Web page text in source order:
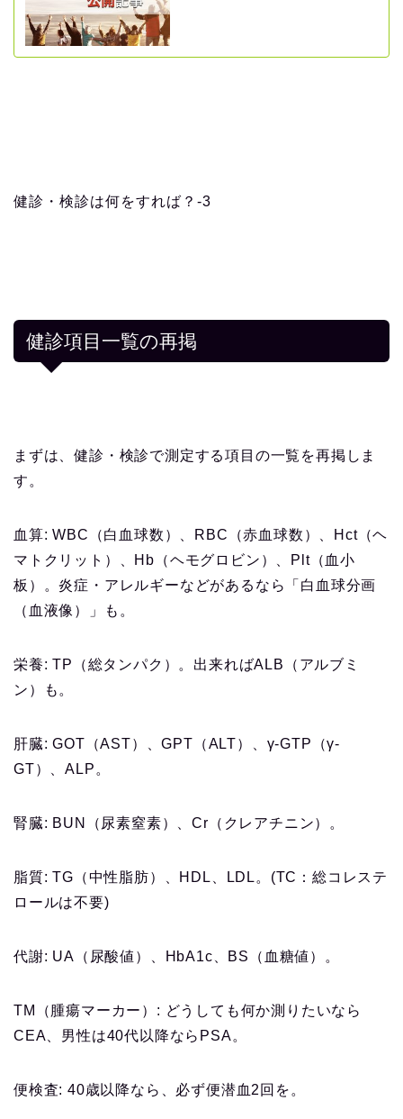
健診・検診は何をすれば？-3
健診項目一覧の再掲
まずは、健診・検診で測定する項目の一覧を再掲しま
す。
血算: WBC（白血球数）、RBC（赤血球数）、Hct（ヘ
マトクリット）、Hb（ヘモグロビン）、Plt（血小
板）。炎症・アレルギーなどがあるなら「白血球分画
（血液像）」も。
栄養: TP（総タンパク）。出来ればALB（アルブミ
ン）も。
肝臓: GOT（AST）、GPT（ALT）、γ-GTP（γ-
GT）、ALP。
腎臓: BUN（尿素窒素）、Cr（クレアチニン）。
脂質: TG（中性脂肪）、HDL、LDL。(TC：総コレステ
ロールは不要)
代謝: UA（尿酸値）、HbA1c、BS（血糖値）。
TM（腫瘍マーカー）: どうしても何か測りたいなら
CEA、男性は40代以降ならPSA。
便検査: 40歳以降なら、必ず便潜血2回を。